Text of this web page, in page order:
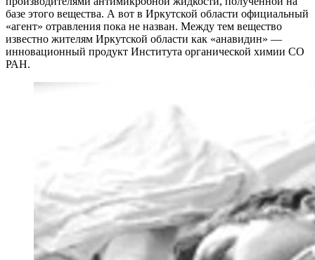
базе этого вещества. А вот в Иркутской области официальный
«агент» отравления пока не назван. Между тем вещество
известно жителям Иркутской области как «анавидин» —
инновационный продукт Института органической химии СО
РАН.